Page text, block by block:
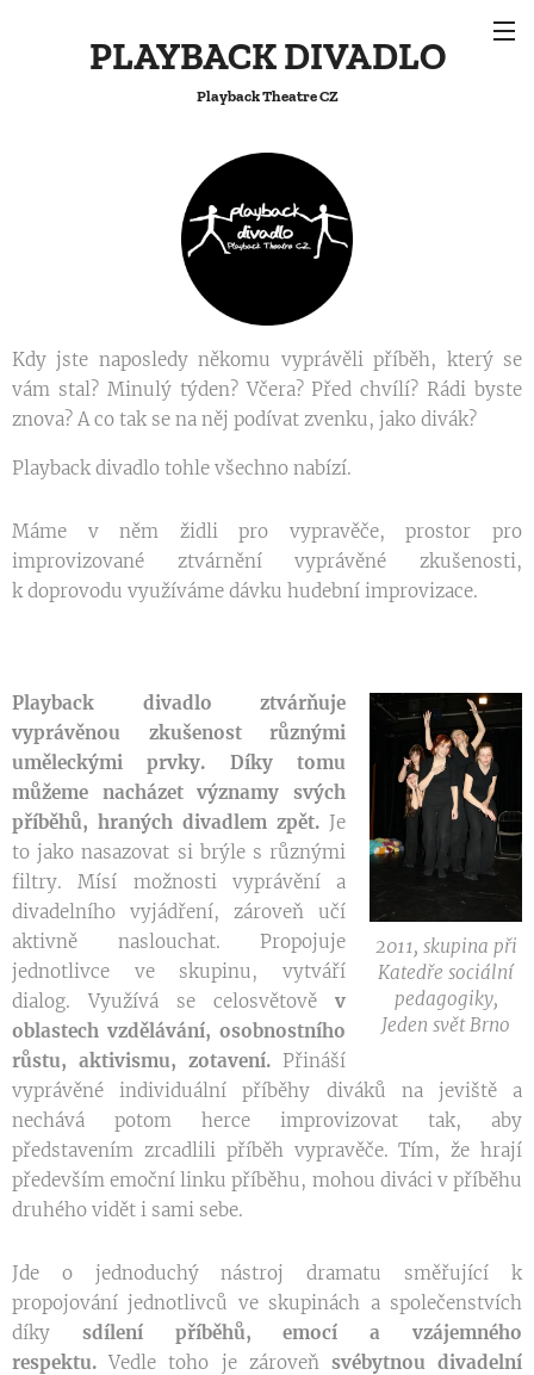
PLAYBACK DIVADLO
Playback Theatre CZ
Kdy jste naposledy někomu vyprávěli příběh, který se
vám stal? Minulý týden? Včera? Před chvílí? Rádi byste
znova? A co tak se na něj podívat zvenku, jako divák?
Playback divadlo tohle všechno nabízí.
Máme v něm židli pro vypravěče, prostor pro
improvizované ztvárnění vyprávěné zkušenosti,
k doprovodu využíváme dávku hudební improvizace.
2011, skupina při
Katedře sociální
pedagogiky,
Jeden svět Brno
Playback divadlo ztvárňuje
vyprávěnou zkušenost různými
uměleckými prvky. Díky tomu
můžeme nacházet významy svých
příběhů, hraných divadlem zpět. Je
to jako nasazovat si brýle s různými
filtry. Mísí možnosti vyprávění a
divadelního vyjádření, zároveň učí
aktivně naslouchat. Propojuje
jednotlivce ve skupinu, vytváří
dialog. Využívá se celosvětověv
oblastech vzdělávání, osobnostního
růstu, aktivismu, zotavení. Přináší
vyprávěné individuální příběhy diváků na jeviště a
nechává potom herce improvizovat tak, aby
představením zrcadlili příběh vypravěče. Tím, že hrají
především emoční linku příběhu, mohou diváci v příběhu
druhého vidět i sami sebe.
Jde o jednoduchý nástroj dramatu směřující k
propojování jednotlivců ve skupinách a společenstvích
díky sdílení příběhů, emocí a vzájemného
respektu.Vedle toho je zároveň svébytnou divadelní